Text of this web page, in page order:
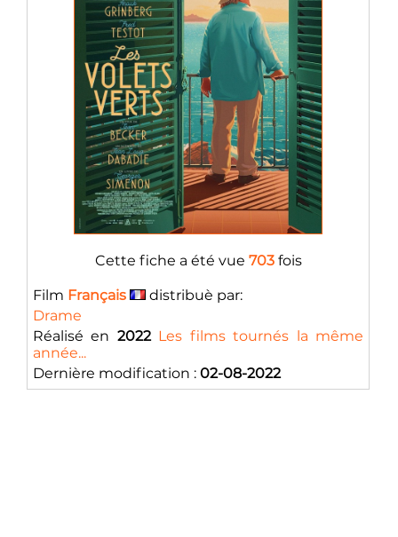
Cette fiche a été vue 703fois
Film Français
distribuè par:
Drame
Réalisé en 2022 Les films tournés la même
année...
Dernière modification : 02-08-2022